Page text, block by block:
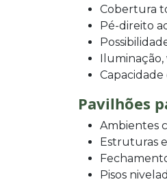
Cobertura
Pé-direito
Pavilhões
Ambientes
Estruturas
Pisos